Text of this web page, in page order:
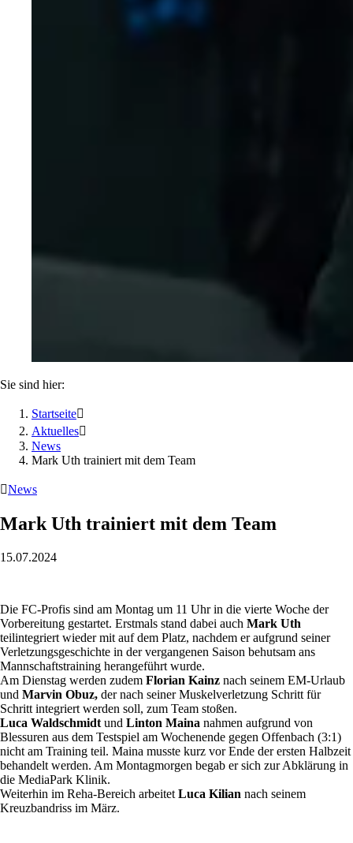
Sie sind hier:
Startseite
Aktuelles
News
Mark Uth trainiert mit dem Team
News
Mark Uth trainiert mit dem Team
15.07.2024
Die FC-Profis sind am Montag um 11 Uhr in die vierte Woche der
Vorbereitung gestartet. Erstmals stand dabei auch Mark Uth
teilintegriert wieder mit auf dem Platz, nachdem er aufgrund seiner
Verletzungsgeschichte in der vergangenen Saison behutsam ans
Mannschaftstraining herangeführt wurde.
Am Dienstag werden zudem Florian Kainz nach seinem EM-Urlaub
und Marvin Obuz, der nach seiner Muskelverletzung Schritt für
Schritt integriert werden soll, zum Team stoßen.
Luca Waldschmidt und Linton Maina nahmen aufgrund von
Blessuren aus dem Testspiel am Wochenende gegen Offenbach (3:1)
nicht am Training teil. Maina musste kurz vor Ende der ersten Halbzeit
behandelt werden. Am Montagmorgen begab er sich zur Abklärung in
die MediaPark Klinik.
Weiterhin im Reha-Bereich arbeitet Luca Kilian nach seinem
Kreuzbandriss im März.